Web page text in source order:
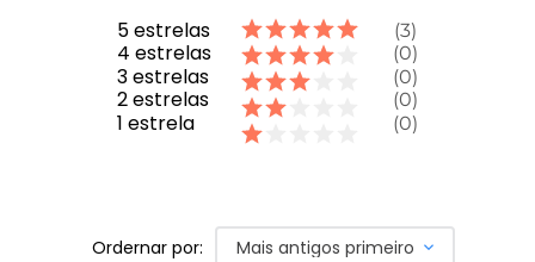
5estrelas
4 estrelas
3estrelas
2estrelas
1 estrela
3
0
0
0
0
Ordernar por: Mais antigos primeiro